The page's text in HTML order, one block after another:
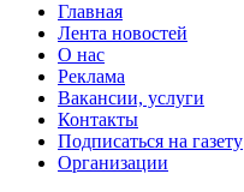
Главная
Лента новостей
О нас
Реклама
Вакансии, услуги
Контакты
Подписаться на газету
Организации